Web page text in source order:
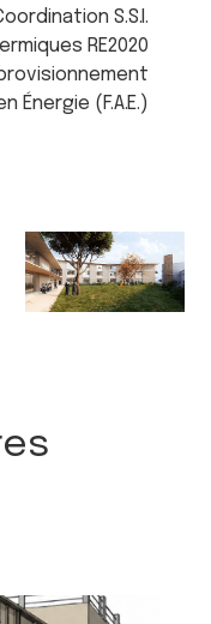
S.S.I.
RE2020
Énergie (F.A.E.)